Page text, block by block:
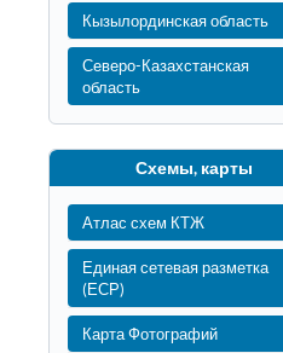
Кызылординская область
Северо-Казахстанская
область
Схемы, карты
Атлас схем КТЖ
Единая сетевая разметка
(ЕСР)
Карта Фотографий